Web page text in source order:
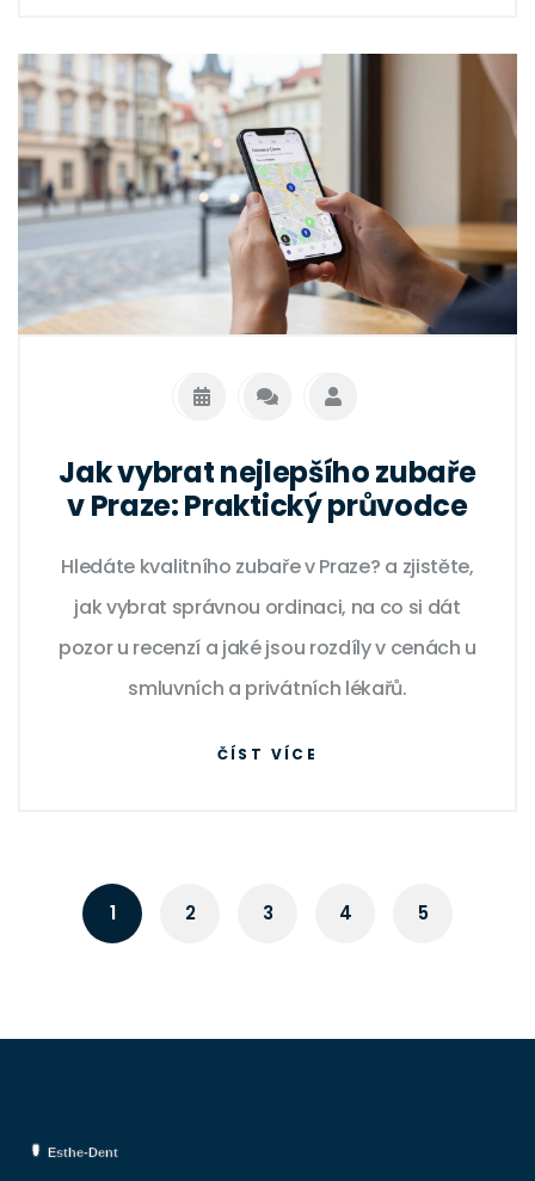
Jak vybrat nejlepšího zubaře
v Praze: Praktický průvodce
Hledáte kvalitního zubaře v Praze? a zjistěte,
jak vybrat správnou ordinaci, na co si dát
pozor u recenzí a jaké jsou rozdíly v cenách u
smluvních a privátních lékařů.
ČÍST VÍCE
1 2 3 4 5